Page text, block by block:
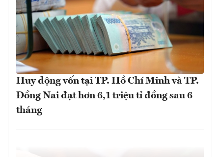
Huy động vốn tại TP. Hồ Chí Minh và TP.
Đồng Nai đạt hơn 6,1 triệu tỉ đồng sau 6
tháng